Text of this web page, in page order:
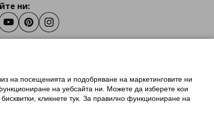
ни:
YoutubePinterestInstagram
на ikea.bg
Family
на посещенията и подобряване на маркетинговите ни
на уебсайта ни. Можете да изберете кои
кликнете тук. За правилно функциониране на